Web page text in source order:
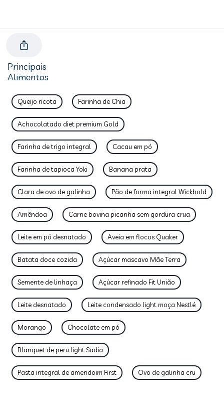
Principais
Alimentos
Queijo ricota Farinha de Chia
Achocolatado diet premium Gold
Farinha de trigo integral Cacau em pó
Farinha de tapioca Yoki Banana prata
Clara de ovo de galinha Pão de forma integral Wickbold
Amêndoa Carne bovina picanha sem gordura crua
Leite em pó desnatado Aveia em flocos Quaker
Batata doce cozida Açúcar mascavo Mãe Terra
Semente de linhaça Açúcar refinado Fit União
Leite desnatado Leite condensado light moça Nestlé
Morango Chocolate em pó
Blanquet de peru light Sadia
Pasta integral de amendoim First Ovo de galinha cru